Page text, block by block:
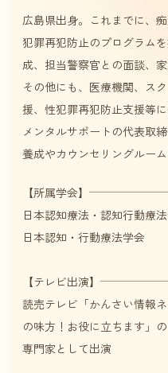
広島県出身。これまでに、
犯罪再犯防止のプログラム
成、担当警察官との面談、
その他にも、医療機関、ス
援、性犯罪再犯防止支援等
メンタルサポートの代表取
養成やカウンセリングルー
【所属学会】
日本認知療法・認知行動療
日本認知・行動療法学会
【テレビ出演】
読売テレビ「かんさい情報
の味方！お役に立ちます」
専門家として出演